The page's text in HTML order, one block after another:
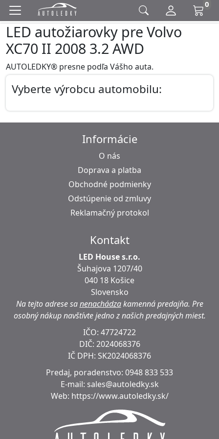
0
LED autožiarovky pre Volvo
XC70 II 2008 3.2 AWD
AUTOLEDKY® presne podľa Vášho auta.
Vyberte výrobcu automobilu:
Informácie
O nás
Doprava a platba
Obchodné podmienky
Odstúpenie od zmluvy
Reklamačný protokol
Kontakt
LED House s.r.o.
Šuhajova 1207/40
040 18 Košice
Slovensko
Na tejto adrese sanenachádzakamenná predajňa. Pre
osobný nákup navštívte jedno z našich predajných miest.
IČO: 47724722
DIČ: 2024068376
IČ DPH: SK2024068376
Predaj, poradenstvo: 0948 833 533
E-mail: sales@autoledky.sk
Web: https://www.autoledky.sk/